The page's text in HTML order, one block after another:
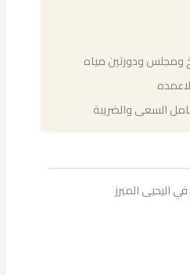
ومجلس ودورتين مياه
السعى والضريبة
اليحيى المبرز